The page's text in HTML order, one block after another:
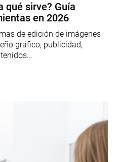
qué sirve? Guía
en 2026
de edición de imágenes
gráfico, publicidad,